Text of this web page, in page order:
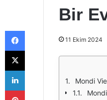
Bir
11 Ekim 2024
Mondi
Facebook
X
LinkedIn
Pinterest